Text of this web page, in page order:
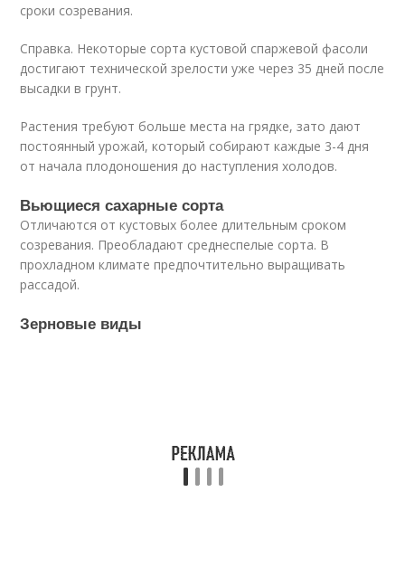
сроки созревания.
Справка. Некоторые сорта кустовой спаржевой фасоли
достигают технической зрелости уже через 35 дней после
высадки в грунт.
Растения требуют больше места на грядке, зато дают
постоянный урожай, который собирают каждые 3-4 дня
от начала плодоношения до наступления холодов.
Вьющиеся сахарные сорта
Отличаются от кустовых более длительным сроком
созревания. Преобладают среднеспелые сорта. В
прохладном климате предпочтительно выращивать
рассадой.
Зерновые виды